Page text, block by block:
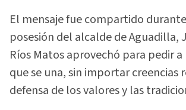
El mensaje fue compartido
posesión del alcalde de Aguadilla,
Ríos Matos aprovechó para pedir
que se una, sin importar creencias
defensa de los valores y las